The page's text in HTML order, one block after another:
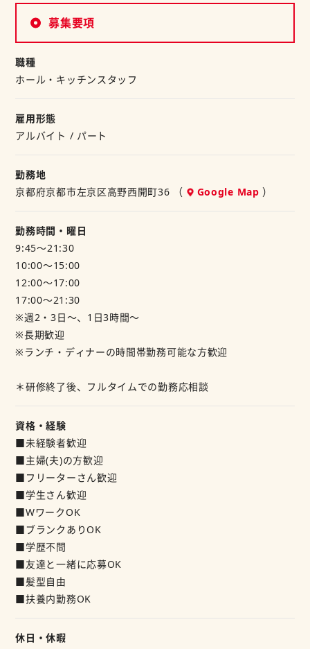
学校行事やご家庭のご都合に
合わせて働いて頂ければと思います。
【2】未経験の方も大歓迎！
お教えしますのでご安心ください。
まずは、一緒に作業するので、
★当社では定食屋、炭火焼食堂、カフェ、ファーストフード
など
もし他の業態にもご興味があればご相談くださいね！
※M&Sフードサービス㈱は「和食さと」や「にぎり長次郎」
などを
展開するSRSホールディングスグループの中核企業です。
＜ホール＞
・お客様ご案内
・配膳・片づけ
・レジ業務 etc.
＜キッチン＞
・調理補助
※採用後にご希望と適正により
配属を決定します
あなたのライフスタイルに合わせて
働けますよ☆
＼学生さん・主婦さん活躍中！／
両立して無理なく働けますよ☆
お気軽にお問い合わせください
ご応募をお待ちしております♪
募集要項
職種
ホール・キッチンスタッフ
雇用形態
アルバイト / パート
勤務地
京都府京都市左京区高野西開町36 （
Google Map ）
勤務時間・曜日
9:45～21:30
10:00～15:00
12:00～17:00
17:00～21:30
※週2・3日～、1日3時間～
※長期歓迎
※ランチ・ディナーの時間帯勤務可能な方歓迎
＊研修終了後、フルタイムでの勤務応相談
資格・経験
■未経験者歓迎
■主婦(夫)の方歓迎
■フリーターさん歓迎
■学生さん歓迎
■WワークOK
■ブランクありOK
■学歴不問
■友達と一緒に応募OK
■髪型自由
■扶養内勤務OK
休日・休暇